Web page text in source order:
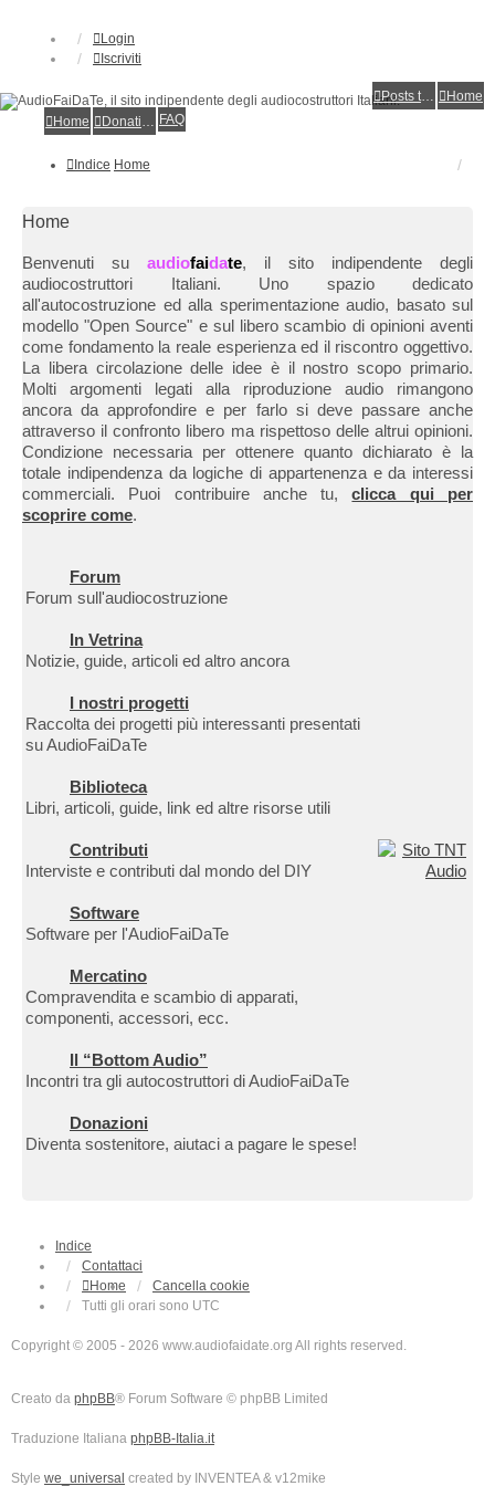
Login
Iscriviti
Posts toplist
Home
Home
Donations FAQ
Indice Home
Home
Benvenuti su audiofaidate, il sito indipendente degli
audiocostruttori Italiani. Uno spazio dedicato
all'autocostruzione ed alla sperimentazione audio, basato sul
modello "Open Source" e sul libero scambio di opinioni aventi
come fondamento la reale esperienza ed il riscontro oggettivo.
La libera circolazione delle idee è il nostro scopo primario.
Molti argomenti legati alla riproduzione audio rimangono
ancora da approfondire e per farlo si deve passare anche
attraverso il confronto libero ma rispettoso delle altrui opinioni.
Condizione necessaria per ottenere quanto dichiarato è la
totale indipendenza da logiche di appartenenza e da interessi
commerciali. Puoi contribuire anche tu,clicca qui per
scoprire come.
Forum
Forum sull'audiocostruzione
In Vetrina
Notizie, guide, articoli ed altro ancora
I nostri progetti
Raccolta dei progetti più interessanti presentati
su AudioFaiDaTe
Biblioteca
Libri, articoli, guide, link ed altre risorse utili
Contributi
Interviste e contributi dal mondo del DIY
Software
Software per l'AudioFaiDaTe
Mercatino
Compravendita e scambio di apparati,
componenti, accessori, ecc.
Il “Bottom Audio”
Incontri tra gli autocostruttori di AudioFaiDaTe
Donazioni
Diventa sostenitore, aiutaci a pagare le spese!
Indice
Contattaci
Home
Cancella cookie
Tutti gli orari sono UTC
Copyright © 2005 - 2026 www.audiofaidate.org All rights reserved.
Creato da phpBB® Forum Software © phpBB Limited
Traduzione Italiana phpBB-Italia.it
Style we_universal created by INVENTEA & v12mike